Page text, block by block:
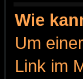
Wie
Um
Link im